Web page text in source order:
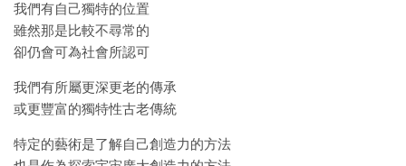
我們有自己獨特的位置
雖然那是比較不尋常的
卻仍會可為社會所認可
我們有所屬更深更老的傳承
或更豐富的獨特性古老傳統
特定的藝術是了解自己創造力的方法